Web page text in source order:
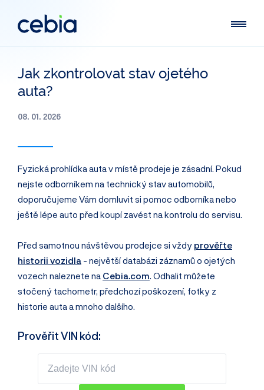
Jak zkontrolovat stav ojetého
auta?
08. 01. 2026
Fyzická prohlídka auta v místě prodeje je zásadní. Pokud
nejste odborníkem na technický stav automobilů,
doporučujeme Vám domluvit si pomoc odborníka nebo
ještě lépe auto před koupí zavést na kontrolu do servisu.
Před samotnou návštěvou prodejce si vždy prověřte
historii vozidla - největší databázi záznamů o ojetých
vozech naleznete na Cebia.com. Odhalit můžete
stočený tachometr, předchozí poškození, fotky z
historie auta a mnoho dalšího.
Prověřit VIN kód: